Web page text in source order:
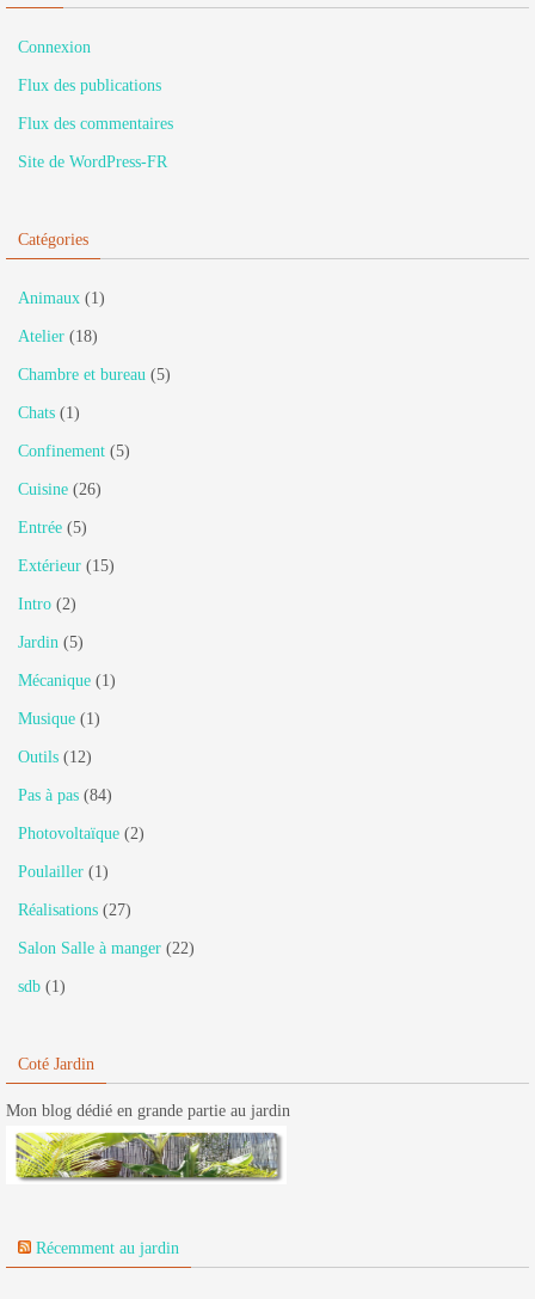
Connexion
Flux des publications
Flux des commentaires
Site de WordPress-FR
Catégories
Animaux (1)
Atelier (18)
Chambre et bureau (5)
Chats (1)
Confinement (5)
Cuisine (26)
Entrée (5)
Extérieur (15)
Intro (2)
Jardin (5)
Mécanique (1)
Musique (1)
Outils (12)
Pas à pas (84)
Photovoltaïque (2)
Poulailler (1)
Réalisations (27)
Salon Salle à manger (22)
sdb (1)
Coté Jardin
Mon blog dédié en grande partie au jardin
Récemment au jardin